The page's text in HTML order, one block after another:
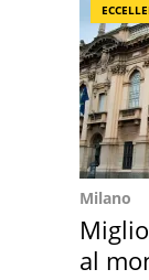
Milano
al